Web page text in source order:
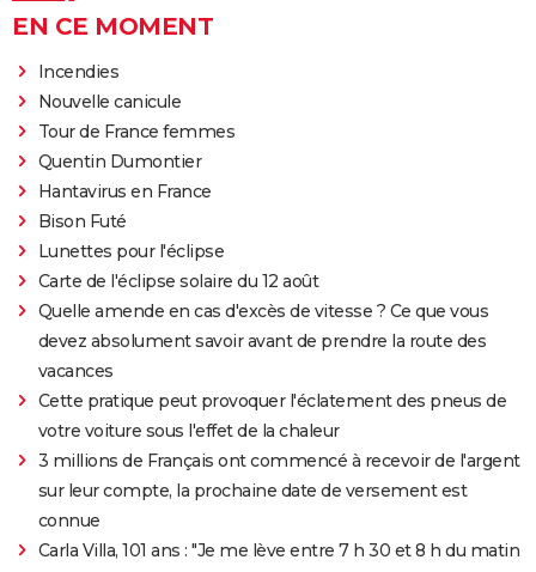
EN CE MOMENT
Incendies
Nouvelle canicule
Tour de France femmes
Quentin Dumontier
Hantavirus en France
Bison Futé
Lunettes pour l'éclipse
Carte de l'éclipse solaire du 12 août
Quelle amende en cas d'excès de vitesse ? Ce que vous
devez absolument savoir avant de prendre la route des
vacances
Cette pratique peut provoquer l'éclatement des pneus de
votre voiture sous l'effet de la chaleur
3 millions de Français ont commencé à recevoir de l'argent
sur leur compte, la prochaine date de versement est
connue
Carla Villa, 101 ans : "Je me lève entre 7 h 30 et 8 h du matin